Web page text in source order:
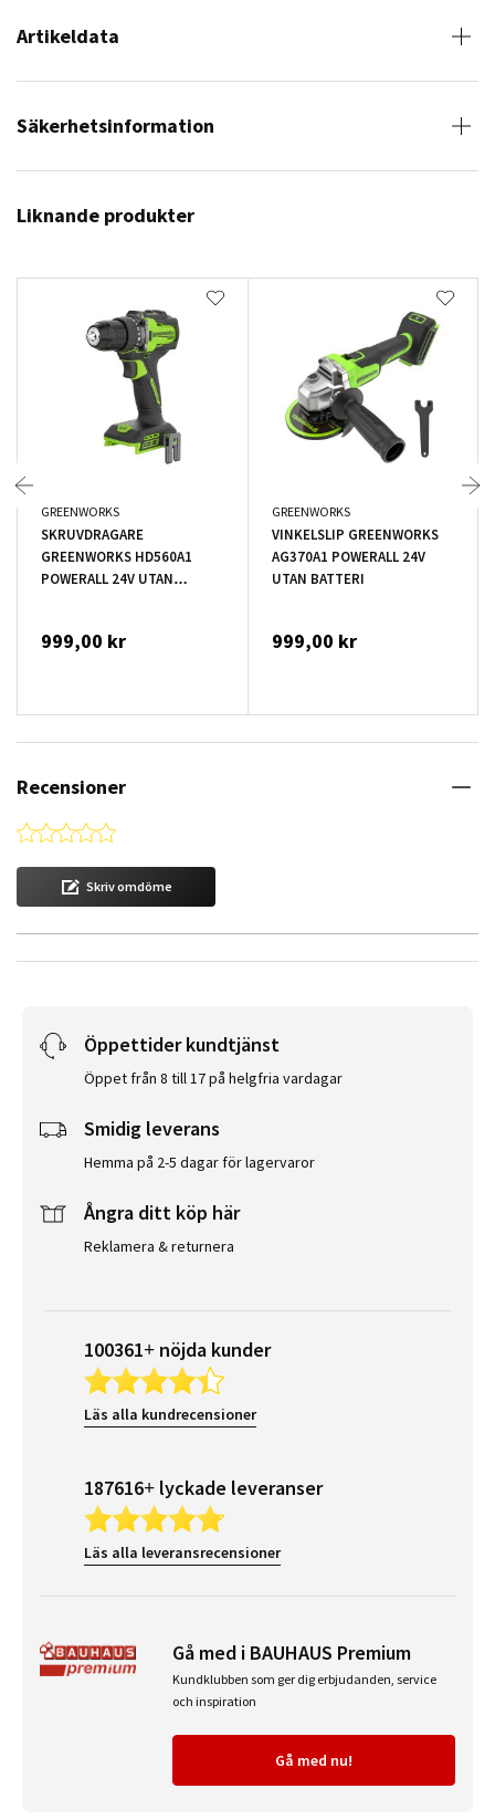
Artikeldata
Säkerhetsinformation
Liknande produkter
GREENWORKS
SKRUVDRAGARE
GREENWORKS HD560A1
POWERALL 24V UTAN
999,00 kr
GREENWORKS
VINKELSLIP GREENWORKS
AG370A1 POWERALL 24V
UTAN BATTERI
999,00 kr
Recensioner
0.0 star rating
Skriv omdöme
Öppettider kundtjänst
Öppet från 8 till 17 på helgfria vardagar
Smidig leverans
Hemma på 2-5 dagar för lagervaror
Ångra ditt köp här
Reklamera & returnera
100361+ nöjda kunder
Läs alla kundrecensioner
187616+ lyckade leveranser
Läs alla leveransrecensioner
Gå med i BAUHAUS Premium
Kundklubben som ger dig erbjudanden, service
och inspiration
Gå med nu!